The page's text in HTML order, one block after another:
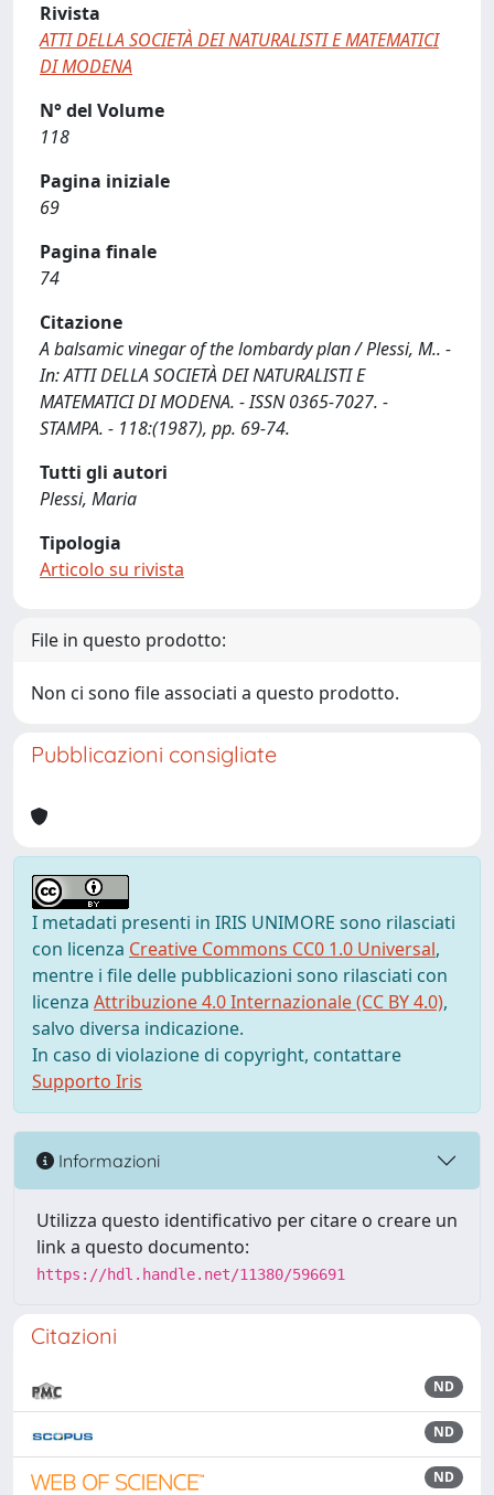
Rivista
ATTI DELLA SOCIETÀ DEI NATURALISTI E MATEMATICI
DI MODENA
N° del Volume
118
Pagina iniziale
69
Pagina finale
74
Citazione
A balsamic vinegar of the lombardy plan / Plessi, M.. -
In: ATTI DELLA SOCIETÀ DEI NATURALISTI E
MATEMATICI DI MODENA. - ISSN 0365-7027. -
STAMPA. - 118:(1987), pp. 69-74.
Tutti gli autori
Plessi, Maria
Tipologia
Articolo su rivista
File in questo prodotto:
Non ci sono file associati a questo prodotto.
Pubblicazioni consigliate
I metadati presenti in IRIS UNIMORE sono rilasciati
con licenza Creative Commons CC0 1.0 Universal,
mentre i file delle pubblicazioni sono rilasciati con
licenza Attribuzione 4.0 Internazionale (CC BY 4.0),
salvo diversa indicazione.
In caso di violazione di copyright, contattare
Supporto Iris
Informazioni
Utilizza questo identificativo per citare o creare un
link a questo documento:
https://hdl.handle.net/11380/596691
Citazioni
ND
ND
ND